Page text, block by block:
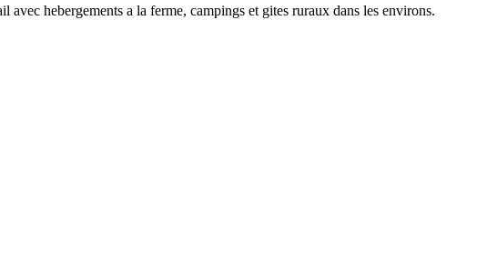
hebergements a la ferme, campings et gites ruraux dans les environs.